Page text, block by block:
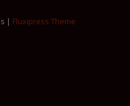
| Fluxipress Theme